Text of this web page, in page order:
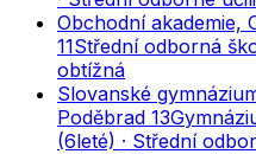
Obchodní akademie,
11Střední odborná
obtížná
Slovanské
Poděbrad 13
(6leté) · Střední